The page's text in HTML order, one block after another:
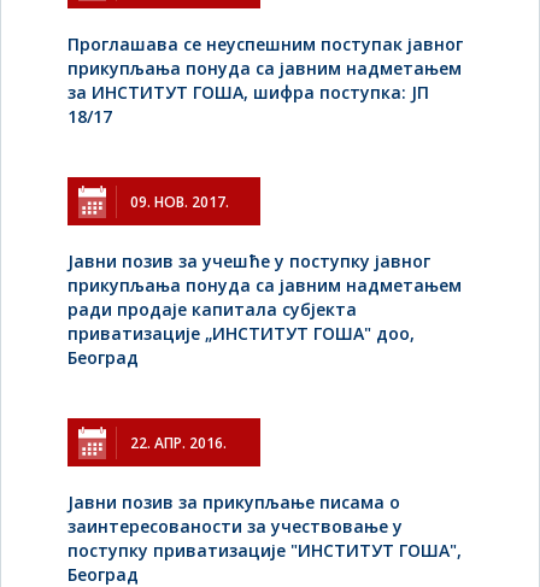
Проглашава се неуспешним поступак јавног
прикупљања понуда са јавним надметањем
за ИНСТИТУТ ГОША, шифра поступка: ЈП
18/17
09. НОВ. 2017.
Jавни позив за учешће у поступку јавног
прикупљања понуда са јавним надметањем
ради продаје капитала субјекта
приватизације „ИНСТИТУТ ГОША" доо,
Београд
22. АПР. 2016.
Јавни позив за прикупљање писама o
заинтересованости за учествовање у
поступку приватизације "ИНСТИТУТ ГОША",
Београд